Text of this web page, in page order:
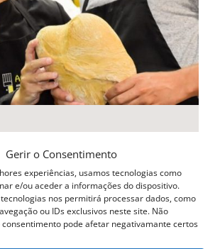
Gerir o Consentimento
experiências, usamos tecnologias como
e/ou aceder a informações do dispositivo.
nos permitirá processar dados, como
ou IDs exclusivos neste site. Não
pode afetar negativamante certos
Padaria